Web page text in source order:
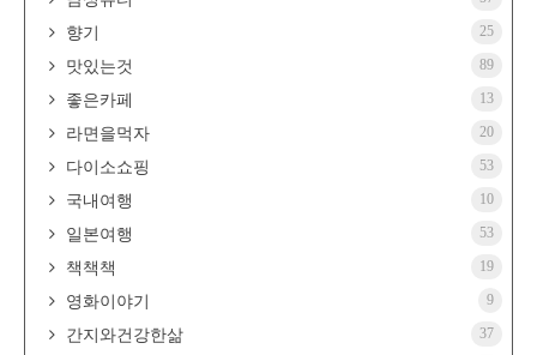
향기 25
맛있는것 89
좋은카페 13
라면을먹자 20
다이소쇼핑 53
국내여행 10
일본여행 53
책책책 19
영화이야기 9
간지와건강한삶 37